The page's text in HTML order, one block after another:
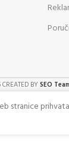
BYSEO
stranice